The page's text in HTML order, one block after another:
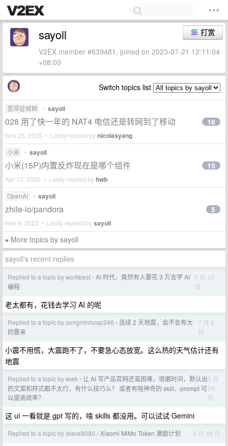
打赏
sayoll
V2EX member #639481, joined on 2023-07-21 12:11:04
+08:00
Switch topics list
宽带症候群 • sayoll
028 用了快一年的 NAT4 电信还是转网到了移动
Nov 26, 2025 • Lastly replied bynicolasyang
16
小米 • sayoll
小米(15P)内置反炸现在是哪个组件
Apr 13, 2025 • Lastly replied byhwb
15
OpenAI • sayoll
zhile-io/pandora
Nov 9, 2023 • Lastly replied bysayoll
5
» More topics by sayoll
sayoll's recent replies
Replied to a topic by workbest › AI 时代，竟然有人要花 3 万去学 AI
编程
7 月 10
日
老太都有，花钱去学习 AI 的呢
Replied to a topic by congminhcap246 › 连续 2 天地震，会不会有大
的要来
7 月 8
日
小震不用慌，大震跑不了，不要急心态放宽。这么热的天气估计还有
地震
Replied to a topic by wwk › 让 AI 写产品官网还蛮困难，很磨时间，默认出
的文案和样式都不太行，有什么技巧么？ 或者有啥神奇的 skill、prompt 可
以提高效率？
5 月
24
日
这 ui 一看就是 gpt 写的，啥 skills 都没用。可以试试 Gemini
Replied to a topic by leave8080 › Xiaomi MiMo Token 激励计划 4 月 29 日